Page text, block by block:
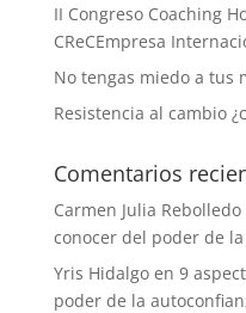
II Congreso Coaching
CReCEmpresa
No tengas miedo a tus
Resistencia al cambio
Comentarios
Carmen Julia Rebolledo
conocer del poder de
Yris Hidalgoen 9
poder de la